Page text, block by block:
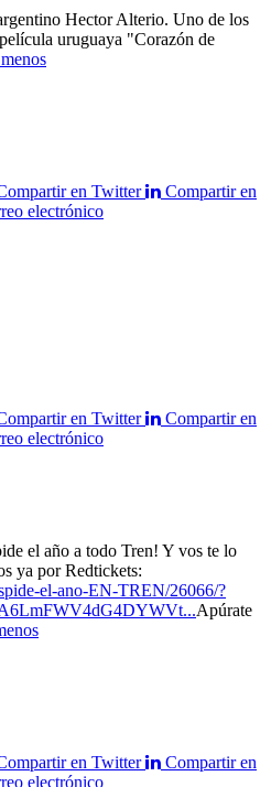
Hector Alterio. Uno de los
uruguaya "Corazón de
en Twitter
Compartir en
electrónico
en Twitter
Compartir en
electrónico
el año a todo Tren! Y vos te lo
ya por Redtickets:
el-ano-EN-TREN/26066/?
Apúrate
en Twitter
Compartir en
electrónico